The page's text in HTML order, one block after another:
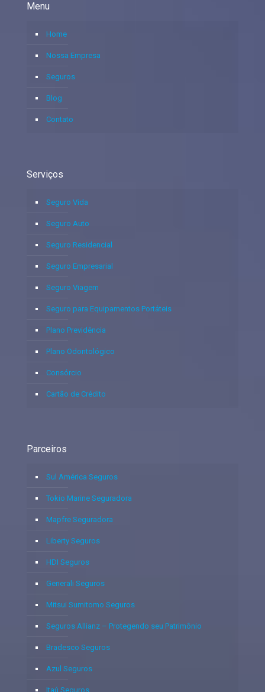
Menu
Home
Nossa Empresa
Seguros
Blog
Contato
Serviços
Seguro Vida
Seguro Auto
Seguro Residencial
Seguro Empresarial
Seguro Viagem
Seguro para Equipamentos Portáteis
Plano Previdência
Plano Odontológico
Consórcio
Cartão de Crédito
Parceiros
Sul América Seguros
Tokio Marine Seguradora
Mapfre Seguradora
Liberty Seguros
HDI Seguros
Generali Seguros
Mitsui Sumitomo Seguros
Seguros Allianz – Protegendo seu Patrimônio
Bradesco Seguros
Azul Seguros
Itaú Seguros